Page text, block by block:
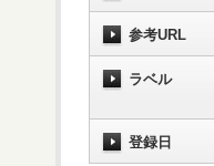
参考URL
ラベル
登録日